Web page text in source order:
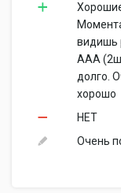
видишь
ААА
долго.
хорошо
НЕТ
Очень